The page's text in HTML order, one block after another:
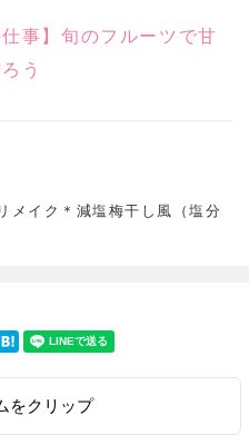
仕事】旬のフルーツで甘
う
メイク＊減塩梅干し風（塩分
をクリップ